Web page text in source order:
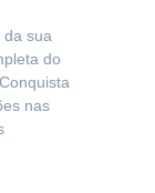
da sua
do
nas